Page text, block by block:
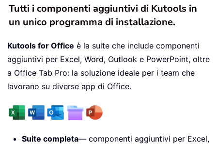
Tutti i componenti aggiuntivi di Kutools in
un unico programma di installazione.
Kutools for Office è la suite che include componenti
aggiuntivi per Excel, Word, Outlook e PowerPoint, oltre
a Office Tab Pro: la soluzione ideale per i team che
lavorano su diverse app di Office.
Suite completa— componenti aggiuntivi per Excel,